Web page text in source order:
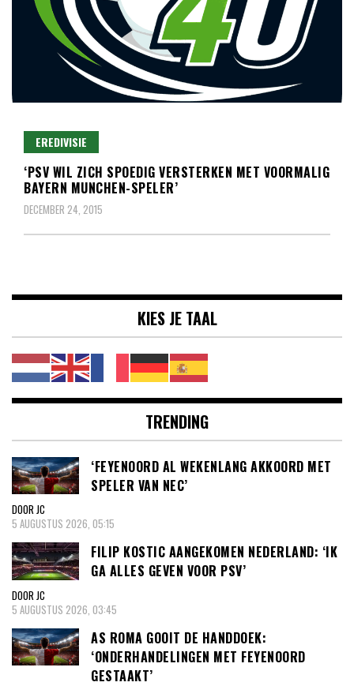
Voetbal4U.com Voetbalnieuws |
Transfers, Eredivisie &
Internationaal voetbal |
transferupdates, analyses en achtergronden over clubs,
spelers en competities uit binnen- en buitenland.
EREDIVISIE
‘PSV WIL ZICH SPOEDIG VERSTERKEN MET VOORMALIG
BAYERN MUNCHEN-SPELER’
DECEMBER 24, 2015
KIES JE TAAL
TRENDING
‘FEYENOORD AL WEKENLANG AKKOORD MET
SPELER VAN NEC’
DOOR JC
5 AUGUSTUS 2026, 05:15
FILIP KOSTIC AANGEKOMEN NEDERLAND: ‘IK
GA ALLES GEVEN VOOR PSV’
DOOR JC
5 AUGUSTUS 2026, 03:45
AS ROMA GOOIT DE HANDDOEK:
‘ONDERHANDELINGEN MET FEYENOORD
GESTAAKT’